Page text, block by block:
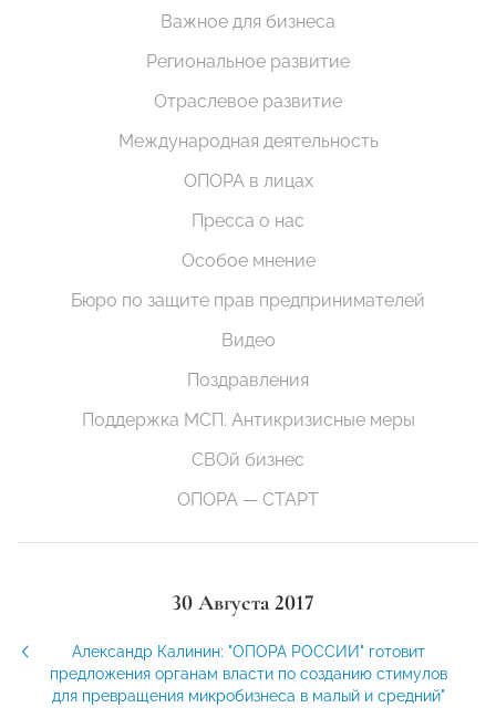
Важное для бизнеса
Региональное развитие
Отраслевое развитие
Международная деятельность
ОПОРА в лицах
Пресса о нас
Особое мнение
Бюро по защите прав предпринимателей
Видео
Поздравления
Поддержка МСП. Антикризисные меры
СВОй бизнес
ОПОРА — СТАРТ
30 Августа 2017
Александр Калинин: "ОПОРА РОССИИ" готовит
предложения органам власти по созданию стимулов
для превращения микробизнеса в малый и средний"